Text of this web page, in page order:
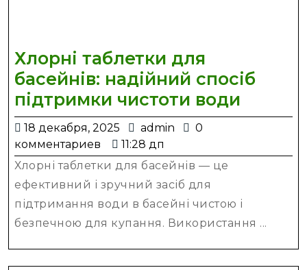
Хлорні таблетки для
басейнів: надійний спосіб
підтримки чистоти води
спосіб
води
18 декабря, 2025
18
декабря,
2025
admin admin
0
комментариев
11:28 дп
Хлорні таблетки для басейнів — це
ефективний і зручний засіб для
підтримання води в басейні чистою і
безпечною для купання. Використання ...